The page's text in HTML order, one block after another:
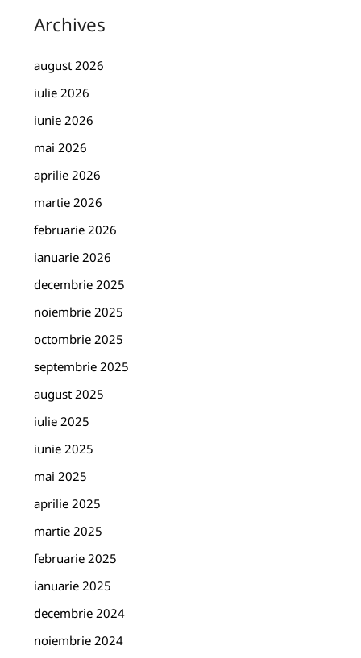
Archives
august 2026
iulie 2026
iunie 2026
mai 2026
aprilie 2026
martie 2026
februarie 2026
ianuarie 2026
decembrie 2025
noiembrie 2025
octombrie 2025
septembrie 2025
august 2025
iulie 2025
iunie 2025
mai 2025
aprilie 2025
martie 2025
februarie 2025
ianuarie 2025
decembrie 2024
noiembrie 2024